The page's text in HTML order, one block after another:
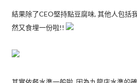
結果除了CEO堅持點豆腐味, 其他人包括
然又食埋一份啦!!